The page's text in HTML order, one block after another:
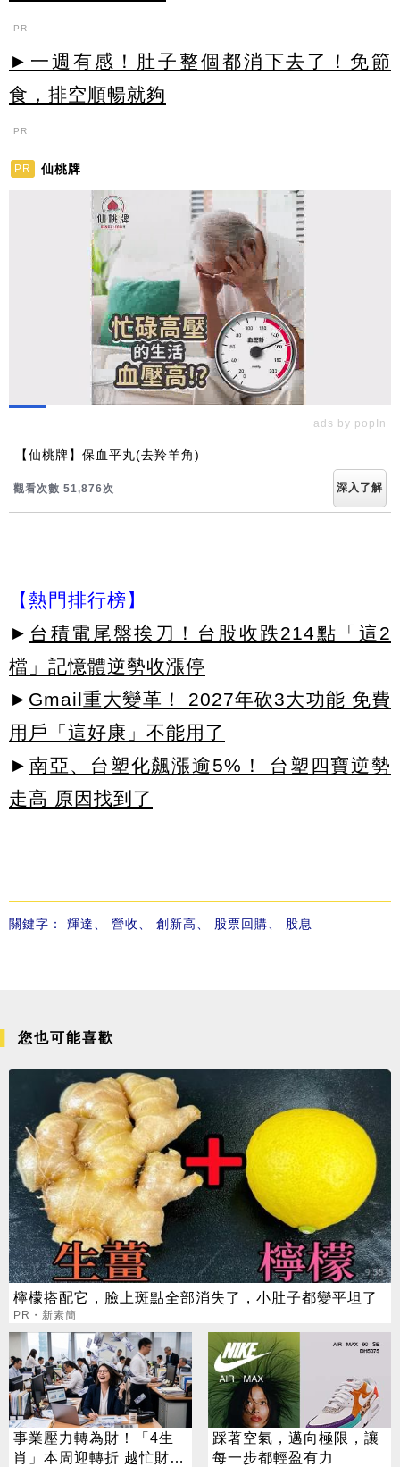
PR
►一週有感！肚子整個都消下去了！免節
食，排空順暢就夠
PR
PR 仙桃牌
ads by popIn
【仙桃牌】保血平丸(去羚羊角)
觀看次數 51,879次 深入了解
【熱門排行榜】
► 台積電尾盤挨刀！台股收跌214點「這2
檔」記憶體逆勢收漲停
► Gmail重大變革！ 2027年砍3大功能 免費
用戶「這好康」不能用了
► 南亞、台塑化飆漲逾5%！ 台塑四寶逆勢
走高 原因找到了
關鍵字： 輝達 營收 創新高 股票回購 股息
您也可能喜歡
檸檬搭配它，臉上斑點全部消失了，小肚子都變平坦了
PR・新素簡
事業壓力轉為財！「4生
肖」本周迎轉折 越忙財運
踩著空氣，邁向極限，讓
每一步都輕盈有力